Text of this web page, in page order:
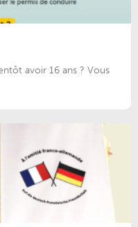
avoir 16 ans ? Vous